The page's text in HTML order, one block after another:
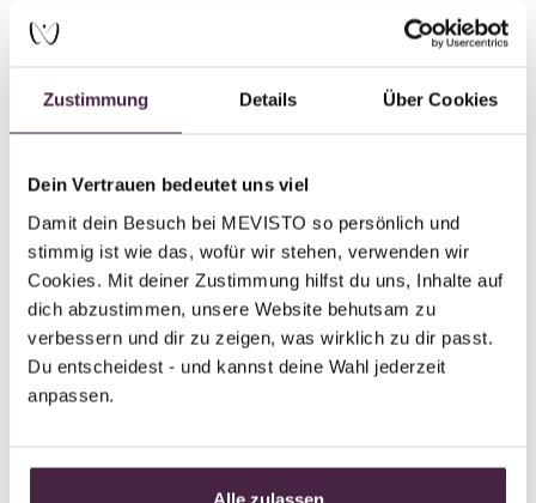
Zustimmung Details Über Cookies
Dein Vertrauen bedeutet uns viel
Damit dein Besuch bei MEVISTO so persönlich und
stimmig ist wie das, wofür wir stehen, verwenden wir
Cookies. Mit deiner Zustimmung hilfst du uns, Inhalte auf
dich abzustimmen, unsere Website behutsam zu
verbessern und dir zu zeigen, was wirklich zu dir passt.
Du entscheidest - und kannst deine Wahl jederzeit
anpassen.
Alle zulassen
von MEVISTO zu etwas Besonderem zu machen. Zwar
bestehen wir alle aus denselben Elementen – doch in
sogar farblich erkennen: Denn die Farbintensität wird
allein von den Elementen bestimmt.
Der Kreis des Lebens lehrt uns,
Und doch ist alles verbunden.